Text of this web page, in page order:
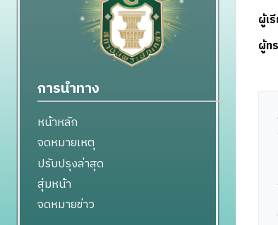
ผู้เ
ผู้ท
การนำทาง
หน้าหลัก
จดหมายเหตุ
ปรับปรุงล่าสุด
สุ่มหน้า
จดหมายข่าว